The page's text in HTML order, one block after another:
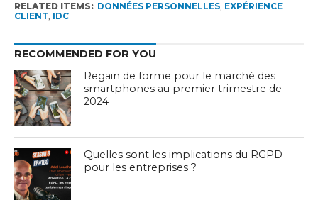
RELATED ITEMS: DONNÉES PERSONNELLES, EXPÉRIENCE
CLIENT, IDC
RECOMMENDED FOR YOU
Regain de forme pour le marché des
smartphones au premier trimestre de
2024
Quelles sont les implications du RGPD
pour les entreprises ?